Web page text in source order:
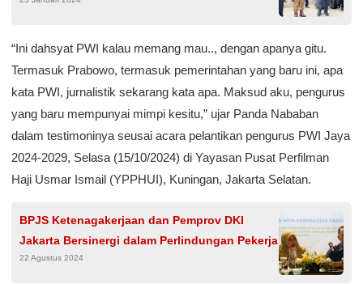
“Ini dahsyat PWI kalau memang mau.., dengan apanya gitu.
Termasuk Prabowo, termasuk pemerintahan yang baru ini, apa
kata PWI, jurnalistik sekarang kata apa. Maksud aku, pengurus
yang baru mempunyai mimpi kesitu,” ujar Panda Nababan
dalam testimoninya seusai acara pelantikan pengurus PWI Jaya
2024-2029, Selasa (15/10/2024) di Yayasan Pusat Perfilman
Haji Usmar Ismail (YPPHUI), Kuningan, Jakarta Selatan.
BPJS Ketenagakerjaan dan Pemprov DKI
Jakarta Bersinergi dalam Perlindungan Pekerja
22 Agustus 2024